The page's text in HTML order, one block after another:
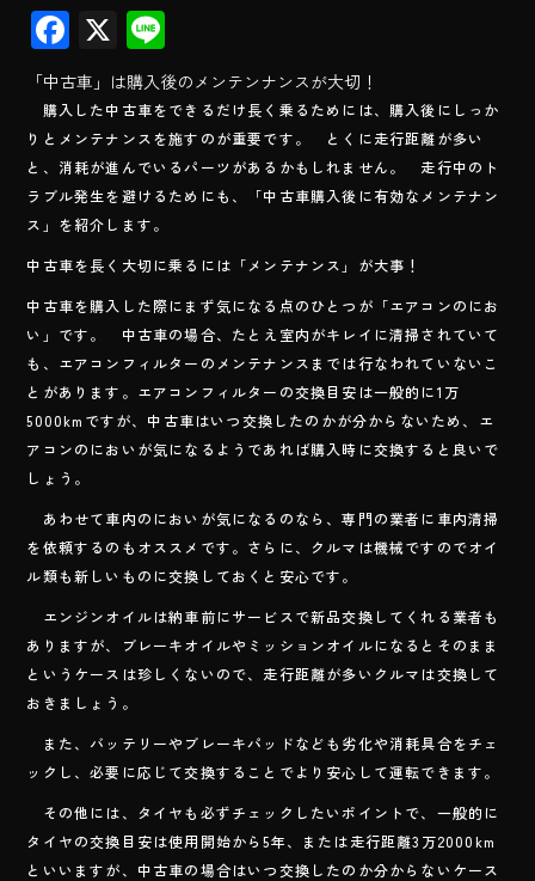
F
ac
e
b
o
ok
X
ne
「中古車」は購入後のメンテンナンスが大切！
購入した中古車をできるだけ長く乗るためには、購入後にしっか
りとメンテナンスを施すのが重要です。 とくに走行距離が多い
と、消耗が進んでいるパーツがあるかもしれません。 走行中のト
ラブル発生を避けるためにも、「中古車購入後に有効なメンテナン
ス」を紹介します。
中古車を長く大切に乗るには「メンテナンス」が大事！
中古車を購入した際にまず気になる点のひとつが「エアコンのにお
い」です。 中古車の場合、たとえ室内がキレイに清掃されていて
も、エアコンフィルターのメンテナンスまでは行なわれていないこ
とがあります。エアコンフィルターの交換目安は一般的に1万
5000kmですが、中古車はいつ交換したのかが分からないため、エ
アコンのにおいが気になるようであれば購入時に交換すると良いで
しょう。
あわせて車内のにおいが気になるのなら、専門の業者に車内清掃
を依頼するのもオススメです。さらに、クルマは機械ですのでオイ
ル類も新しいものに交換しておくと安心です。
エンジンオイルは納車前にサービスで新品交換してくれる業者も
ありますが、ブレーキオイルやミッションオイルになるとそのまま
というケースは珍しくないので、走行距離が多いクルマは交換して
おきましょう。
また、バッテリーやブレーキパッドなども劣化や消耗具合をチェ
ックし、必要に応じて交換することでより安心して運転できます。
その他には、タイヤも必ずチェックしたいポイントで、一般的に
タイヤの交換目安は使用開始から5年、または走行距離3万2000km
といいますが、中古車の場合はいつ交換したのか分からないケース